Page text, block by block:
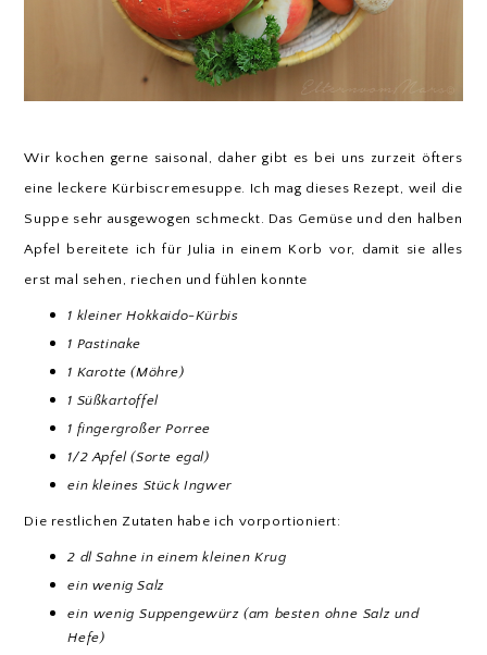
Wir kochen gerne saisonal, daher gibt es bei uns zurzeit öfters
eine leckere Kürbiscremesuppe. Ich mag dieses Rezept, weil die
Suppe sehr ausgewogen schmeckt. Das Gemüse und den halben
Apfel bereitete ich für Julia in einem Korb vor, damit sie alles
erst mal sehen, riechen und fühlen konnte
1 kleiner Hokkaido-Kürbis
1 Pastinake
1 Karotte (Möhre)
1 Süßkartoffel
1 fingergroßer Porree
1/2 Apfel (Sorte egal)
ein kleines Stück Ingwer
Die restlichen Zutaten habe ich vorportioniert:
2 dl Sahne in einem kleinen Krug
ein wenig Salz
ein wenig Suppengewürz (am besten ohne Salz und
Hefe)